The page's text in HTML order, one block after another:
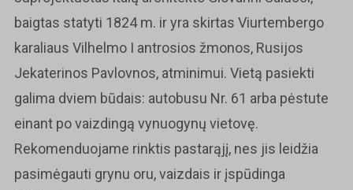
baigtas statyti 1824 m. ir yra skirtas Viurtembergo
karaliaus Vilhelmo I antrosios žmonos, Rusijos
Jekaterinos Pavlovnos, atminimui. Vietą pasiekti
galima dviem būdais: autobusu Nr. 61 arba pėstute
einant po vaizdingą vynuogynų vietovę.
Rekomenduojame rinktis pastarąjį, nes jis leidžia
pasimėgauti grynu oru, vaizdais ir įspūdinga